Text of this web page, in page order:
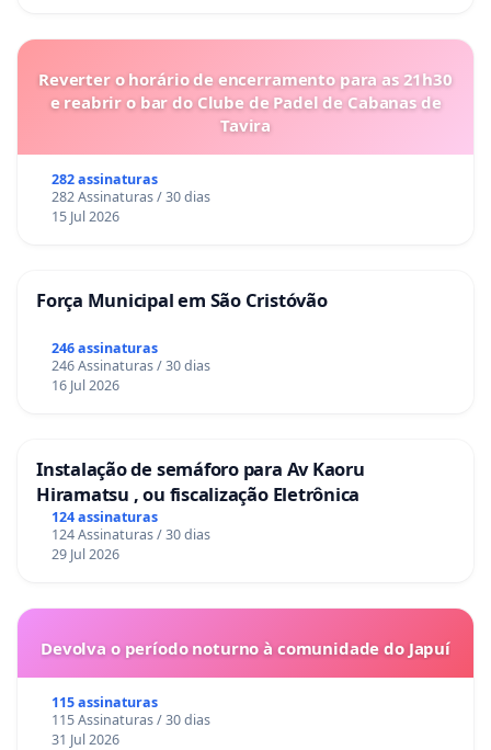
Reverter o horário de encerramento para as 21h30
e reabrir o bar do Clube de Padel de Cabanas de
Tavira
282 assinaturas
282 Assinaturas / 30 dias
15 Jul 2026
Força Municipal em São Cristóvão
246 assinaturas
246 Assinaturas / 30 dias
16 Jul 2026
Instalação de semáforo para Av Kaoru
Hiramatsu , ou fiscalização Eletrônica
124 assinaturas
124 Assinaturas / 30 dias
29 Jul 2026
Devolva o período noturno à comunidade do Japuí
115 assinaturas
115 Assinaturas / 30 dias
31 Jul 2026